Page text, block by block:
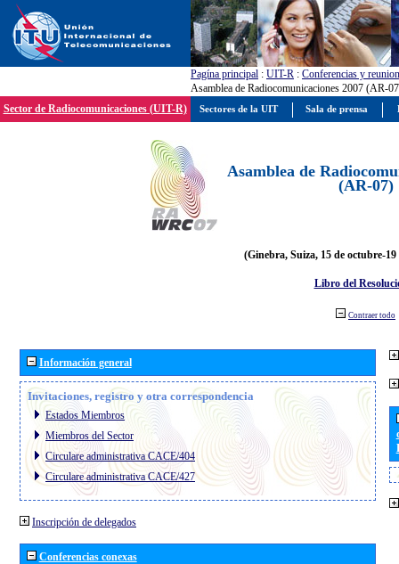
Pagína principal : UIT-R : Conferencias y
Asamblea de Radiocomunicaciones 2007 (AR-
Sector de Radiocomunicaciones (UIT-R)
Asamblea de
(AR-07)
(Ginebra, Suiza, 15 de octubre-19
Libro del
Contraer todo
Información general
Invitaciones, registro y otra correspondencia
Estados Miembros
Miembros del Sector
Circulare administrativa CACE/404
Circulare administrativa CACE/427
Inscripción de delegados
Conferencias conexas
Sectores de la UIT Sala de prensa